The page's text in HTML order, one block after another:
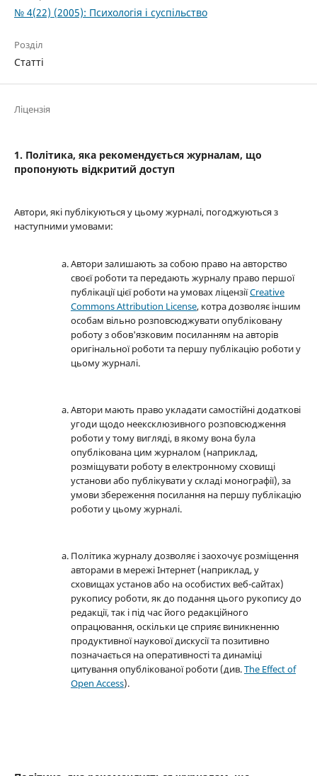
№ 4(22) (2005): Психологія і суспільство
Розділ
Статті
Ліцензія
1. Політика, яка рекомендується журналам, що
пропонують відкритий доступ
Автори, які публікуються у цьому журналі, погоджуються з
наступними умовами:
Автори залишають за собою право на авторство
своєї роботи та передають журналу право першої
публікації цієї роботи на умовах ліцензіїCreative
Commons Attribution License, котра дозволяє іншим
особам вільно розповсюджувати опубліковану
роботу з обов'язковим посиланням на авторів
оригінальної роботи та першу публікацію роботи у
цьому журналі.
Автори мають право укладати самостійні додаткові
угоди щодо неексклюзивного розповсюдження
роботи у тому вигляді, в якому вона була
опублікована цим журналом (наприклад,
розміщувати роботу в електронному сховищі
установи або публікувати у складі монографії), за
умови збереження посилання на першу публікацію
роботи у цьому журналі.
Політика журналу дозволяє і заохочує розміщення
авторами в мережі Інтернет (наприклад, у
сховищах установ або на особистих веб-сайтах)
рукопису роботи, як до подання цього рукопису до
редакції, так і під час його редакційного
опрацювання, оскільки це сприяє виникненню
продуктивної наукової дискусії та позитивно
позначається на оперативності та динаміці
цитування опублікованої роботи (див.The Effect of
Open Access).